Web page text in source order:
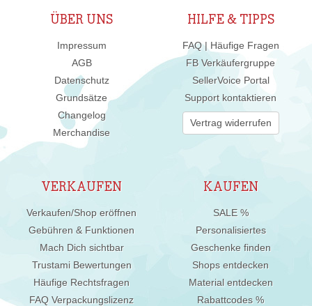
ÜBER UNS
Impressum
AGB
Datenschutz
Grundsätze
Changelog
Merchandise
HILFE & TIPPS
FAQ | Häufige Fragen
FB Verkäufergruppe
SellerVoice Portal
Support kontaktieren
Vertrag widerrufen
VERKAUFEN
Verkaufen/Shop eröffnen
Gebühren & Funktionen
Mach Dich sichtbar
Trustami Bewertungen
Häufige Rechtsfragen
FAQ Verpackungslizenz
KAUFEN
SALE %
Personalisiertes
Geschenke finden
Shops entdecken
Material entdecken
Rabattcodes %